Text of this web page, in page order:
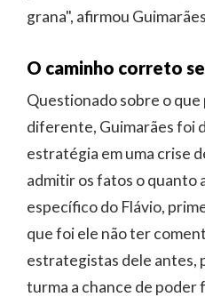
grana", afirmou
O caminho correto
Questionado sobre o
diferente, Guimarães foi
estratégia em uma crise
admitir os fatos o quanto
específico do Flávio,
que foi ele não ter
estrategistas dele antes,
turma a chance de poder